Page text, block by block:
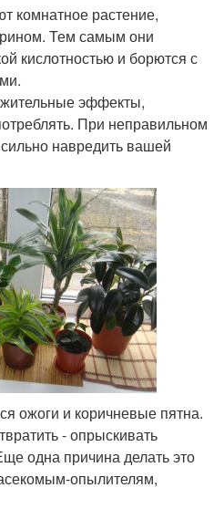
комнатное растение,
Тем самым они
кислотностью и борются с
эффекты,
При неправильном
навредить вашей
ожоги и коричневые пятна.
- опрыскивать
одна причина делать это
опылителям,